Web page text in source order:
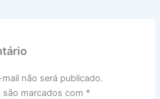
não será publicado.
marcados com *